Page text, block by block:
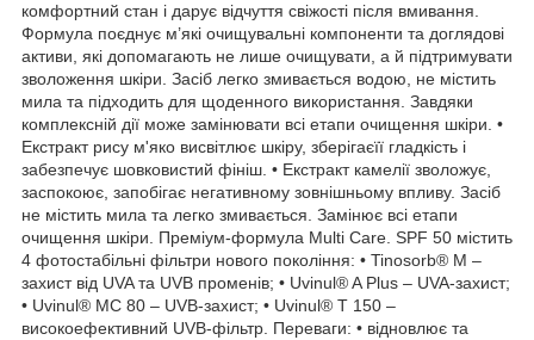
комфортний стан і дарує відчуття свіжості після вмивання.
Формула поєднує м’які очищувальні компоненти та доглядові
активи, які допомагають не лише очищувати, а й підтримувати
зволоження шкіри. Засіб легко змивається водою, не містить
мила та підходить для щоденного використання. Завдяки
комплексній дії може замінювати всі етапи очищення шкіри. •
Екстракт рису м'яко висвітлює шкіру, зберігаєїї гладкість і
забезпечує шовковистий фініш. • Екстракт камелії зволожує,
заспокоює, запобігає негативному зовнішньому впливу. Засіб
не містить мила та легко змивається. Замінює всі етапи
очищення шкіри. Преміум-формула Multi Care. SPF 50 містить
4 фотостабільні фільтри нового покоління: • Tinosorb® M –
захист від UVA та UVB променів; • Uvinul® A Plus – UVA-захист;
• Uvinul® MC 80 – UVB-захист; • Uvinul® T 150 –
високоефективний UVB-фільтр. Переваги: • відновлює та